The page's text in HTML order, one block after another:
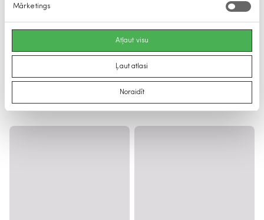
Mārketings
Atļaut visu
Ļaut atlasi
Noraidīt